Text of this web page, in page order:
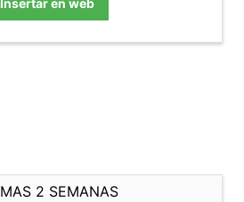
Insertar en web
2 SEMANAS